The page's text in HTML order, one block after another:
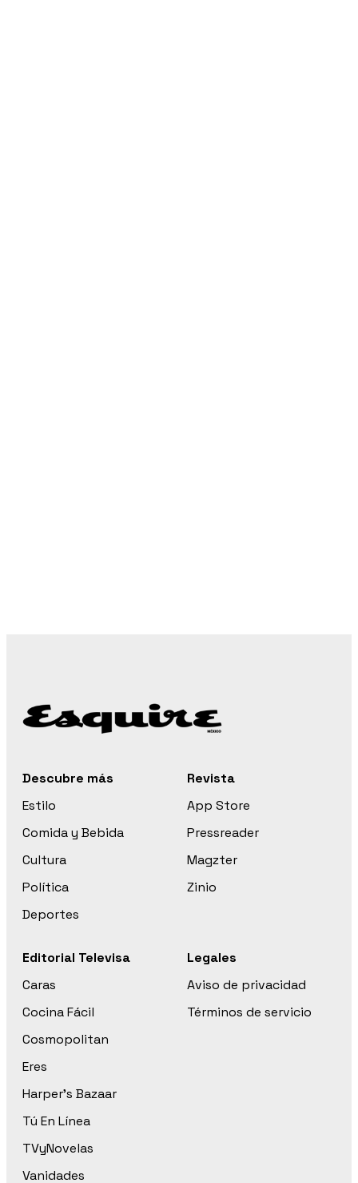
Descubre más
Estilo
Comida y Bebida
Cultura
Política
Deportes
Revista
App Store
Pressreader
Magzter
Zinio
Editorial Televisa
Caras
Cocina Fácil
Cosmopolitan
Eres
Harper’s Bazaar
Tú En Línea
TVyNovelas
Vanidades
Legales
Aviso de privacidad
Términos de servicio